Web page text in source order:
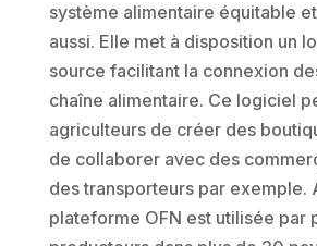
système alimentaire équitable
aussi. Elle met à disposition un
source facilitant la connexion
chaîne alimentaire. Ce logiciel
agriculteurs de créer des
de collaborer avec des
des transporteurs par exemple.
plateforme OFN est utilisée par